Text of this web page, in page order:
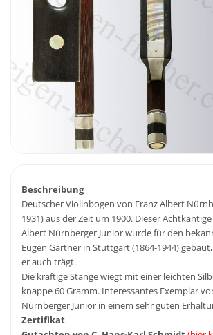
Beschreibung
Deutscher Violinbogen von Franz Albert
1931) aus der Zeit um 1900. Dieser
Albert Nürnberger Junior wurde für den
Eugen Gärtner in Stuttgart (1864-1944)
er auch trägt.
Die kräftige Stange wiegt mit einer leichten
knappe 60 Gramm. Interessantes Exemplar
Nürnberger Junior in einem sehr guten
Zertifikat